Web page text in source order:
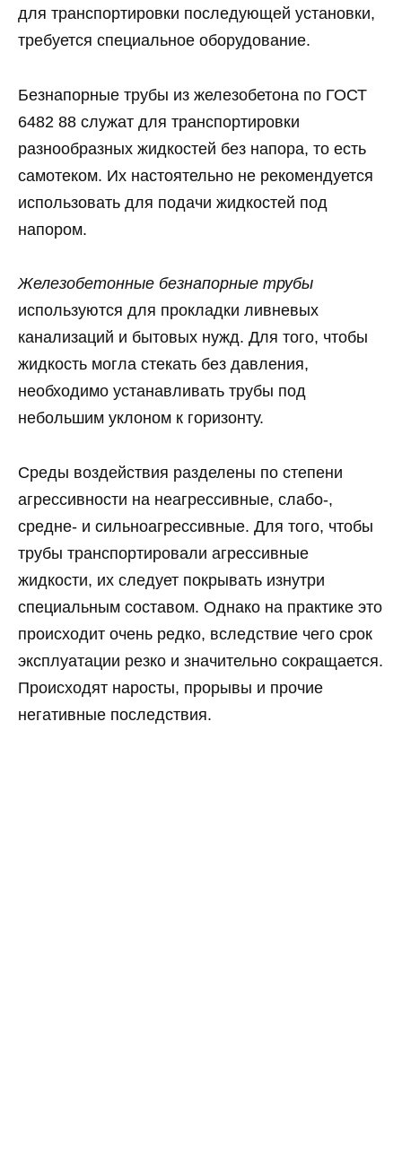
для транспортировки последующей установки,
требуется специальное оборудование.
Безнапорные трубы из железобетона по ГОСТ
6482 88 служат для транспортировки
разнообразных жидкостей без напора, то есть
самотеком. Их настоятельно не рекомендуется
использовать для подачи жидкостей под
напором.
Железобетонные безнапорные трубы
используются для прокладки ливневых
канализаций и бытовых нужд. Для того, чтобы
жидкость могла стекать без давления,
необходимо устанавливать трубы под
небольшим уклоном к горизонту.
Среды воздействия разделены по степени
агрессивности на неагрессивные, слабо-,
средне- и сильноагрессивные. Для того, чтобы
трубы транспортировали агрессивные
жидкости, их следует покрывать изнутри
специальным составом. Однако на практике это
происходит очень редко, вследствие чего срок
эксплуатации резко и значительно сокращается.
Происходят наросты, прорывы и прочие
негативные последствия.